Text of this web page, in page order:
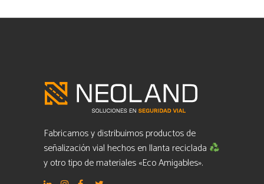
Fabricamos y distribuimos productos de
señalización vial hechos en llanta reciclada
y otro tipo de materiales «Eco Amigables».